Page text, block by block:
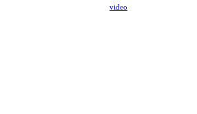
video